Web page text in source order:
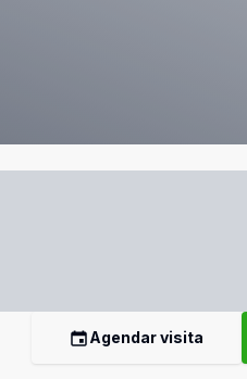
Agendar visita